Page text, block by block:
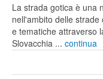
La strada gotica è una
nell'ambito delle strade
e tematiche attraverso
Slovacchia ... continua